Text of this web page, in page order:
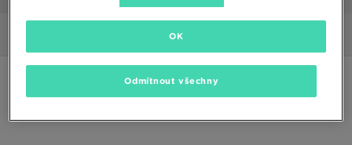
BLK DENIM JEANS
Odmítnout všechny
OK